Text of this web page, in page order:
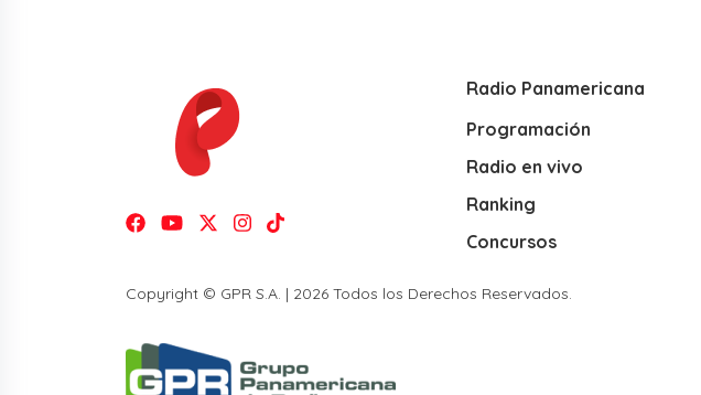
Radio Panamericana
Programación
Radio en vivo
Ranking
Concursos
Copyright © GPR S.A. | 2026 Todos los Derechos Reservados.